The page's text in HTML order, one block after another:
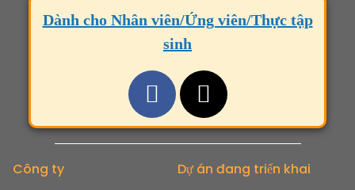
Dành cho Nhân viên/Ứng viên/Thực tập
sinh
Công ty Dự án đang triển khai